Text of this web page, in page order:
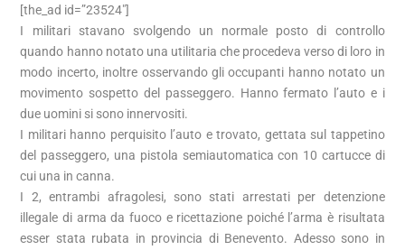
[the_ad id=”23524″]
I militari stavano svolgendo un normale posto di controllo
quando hanno notato una utilitaria che procedeva verso di loro in
modo incerto, inoltre osservando gli occupanti hanno notato un
movimento sospetto del passeggero. Hanno fermato l’auto e i
due uomini si sono innervositi.
I militari hanno perquisito l’auto e trovato, gettata sul tappetino
del passeggero, una pistola semiautomatica con 10 cartucce di
cui una in canna.
I 2, entrambi afragolesi, sono stati arrestati per detenzione
illegale di arma da fuoco e ricettazione poiché l’arma è risultata
esser stata rubata in provincia di Benevento. Adesso sono in